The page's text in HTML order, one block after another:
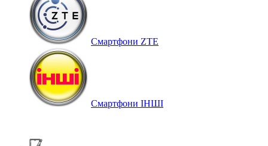
Смартфони ZTE
Смартфони ІНШІ